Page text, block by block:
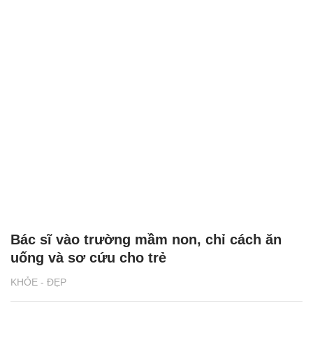
KHỎE - ĐẸP
Bác sĩ vào trường mầm non, chỉ cách ăn
uống và sơ cứu cho trẻ